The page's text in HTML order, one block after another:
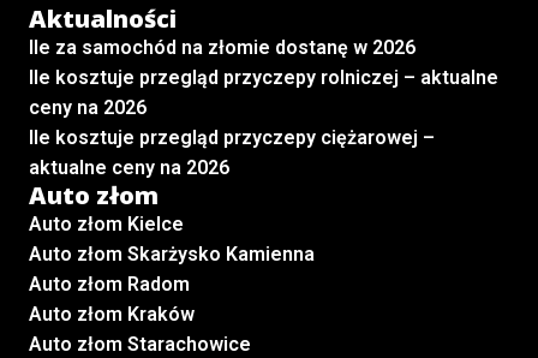
Aktualności
Ile za samochód na złomie dostanę w 2026
Ile kosztuje przegląd przyczepy rolniczej – aktualne
ceny na 2026
Ile kosztuje przegląd przyczepy ciężarowej –
aktualne ceny na 2026
Auto złom
Auto złom Kielce
Auto złom Skarżysko Kamienna
Auto złom Radom
Auto złom Kraków
Auto złom Starachowice